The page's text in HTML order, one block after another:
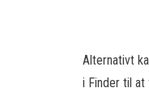
Alternativt
i Finder til at